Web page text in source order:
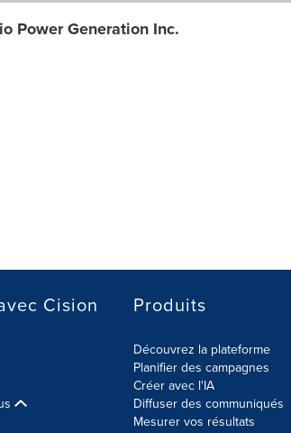
Power Generation Inc.
Cision Produits
Découvrez la plateforme
Planifier des campagnes
Créer avec l'IA
Diffuser des communiqués
Mesurer vos résultats